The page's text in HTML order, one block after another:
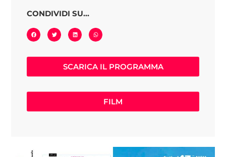
CONDIVIDI SU...
SCARICA IL PROGRAMMA
FILM